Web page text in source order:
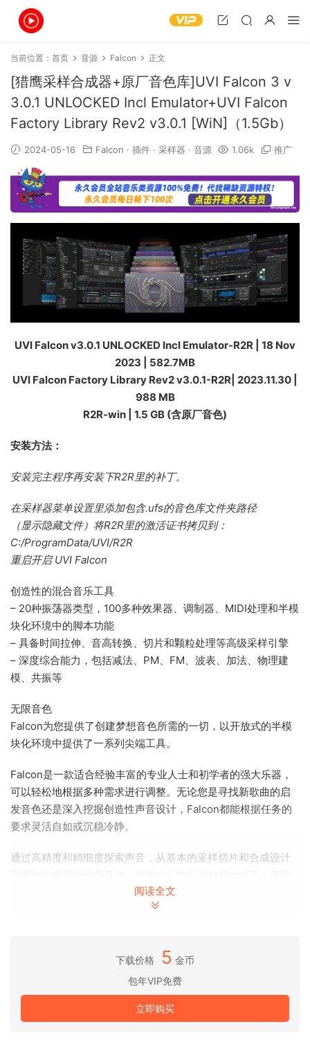
当前位置： 首页 音源 Falcon 正文
[猎鹰采样合成器+原厂音色库]UVI Falcon 3 v
3.0.1 UNLOCKED Incl Emulator+UVI Falcon
Factory Library Rev2 v3.0.1 [WiN]（1.5Gb）
2024-05-16 Falcon · 插件 · 采样器 · 音源 1.06k 推广
UVI Falcon v3.0.1 UNLOCKED Incl Emulator-R2R | 18 Nov
2023 | 582.7MB
UVI Falcon Factory Library Rev2 v3.0.1-R2R| 2023.11.30 |
988 MB
R2R-win | 1.5 GB (含原厂音色)
安装方法：
安装完主程序再安装下R2R里的补丁。
在采样器菜单设置里添加包含.ufs的音色库文件夹路径
（显示隐藏文件）将R2R里的激活证书拷贝到：
C:/ProgramData/UVI/R2R
重启开启 UVI Falcon
创造性的混合音乐工具
– 20种振荡器类型，100多种效果器、调制器、MIDI处理和半模
块化环境中的脚本功能
– 具备时间拉伸、音高转换、切片和颗粒处理等高级采样引擎
– 深度综合能力，包括减法、PM、FM、波表、加法、物理建
模、共振等
无限音色
Falcon为您提供了创建梦想音色所需的一切，以开放式的半模
块化环境中提供了一系列尖端工具。
Falcon是一款适合经验丰富的专业人士和初学者的强大乐器，
可以轻松地根据多种需求进行调整。无论您是寻找新歌曲的启
发音色还是深入挖掘创造性声音设计，Falcon都能根据任务的
要求灵活自如或沉稳冷静。
通过高精度和精细度探索声音，从基本的采样切片和合成设计
力丰富的MPE乐器、强大的鼓声、精心切割的节奏打断、多声
道环绕音效、富有想象力的声音设计、生成序列、狂野的效果
Falcon附带了一个令人印象深刻的厂库音色集合，由行业顶级
音色设计师设计的1,500个预设音色组成。涵盖了经典合成方
法、打击乐、物理建模、基于采样的颗粒音景和多采样振荡器
阅读全文
下载价格 5 金币
包年VIP免费
立即购买